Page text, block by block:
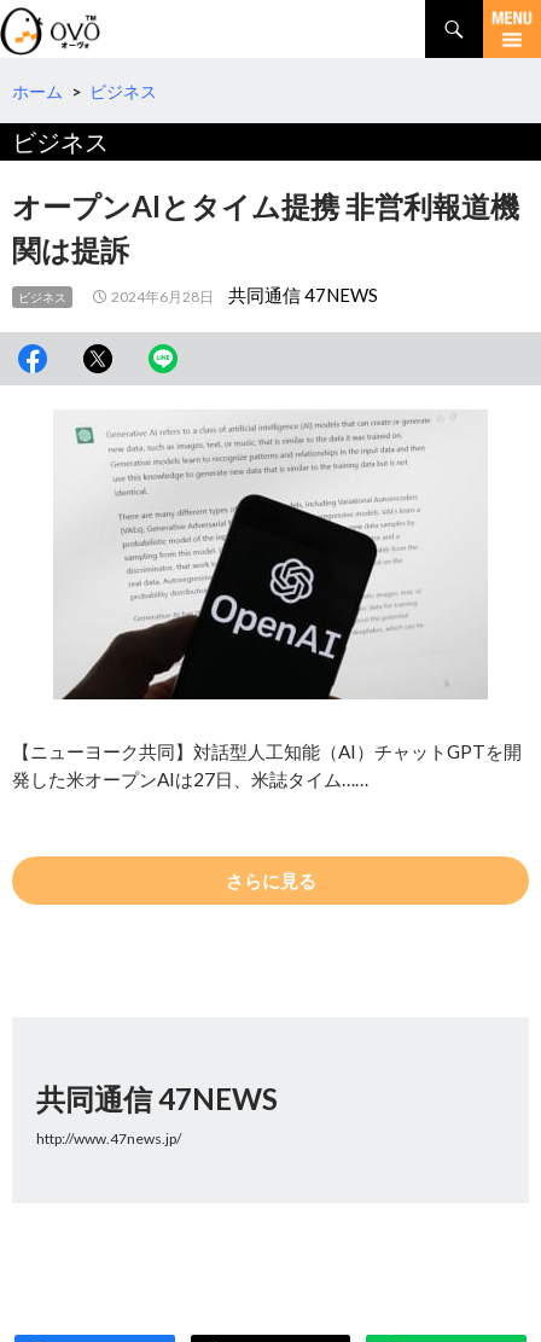
検
索
コ
テ
へ
動
ホーム > ビジネス
ビジネス
オープンAIとタイム提携 非営利報道機
関は提訴
ビジネス 2024年6月28日 共同通信 47NEWS
【ニューヨーク共同】対話型人工知能（AI）チャットGPTを開
発した米オープンAIは27日、米誌タイム……
さらに見る
共同通信 47NEWS
http://www.47news.jp/